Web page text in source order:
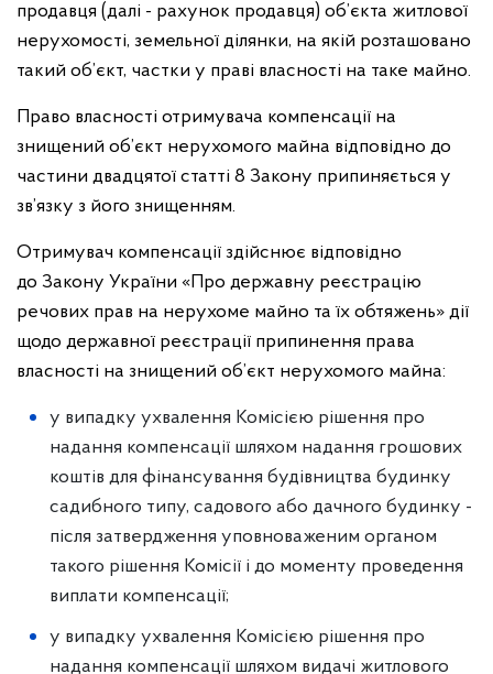
продавця (далі - рахунок продавця) об’єкта житлової
нерухомості, земельної ділянки, на якій розташовано
такий об’єкт, частки у праві власності на таке майно.
Право власності отримувача компенсації на
знищений об’єкт нерухомого майна відповідно до
частини двадцятої статті 8 Закону припиняється у
зв’язку з його знищенням.
Отримувач компенсації здійснює відповідно
до Закону України «Про державну реєстрацію
речових прав на нерухоме майно та їх обтяжень» дії
щодо державної реєстрації припинення права
власності на знищений об’єкт нерухомого майна:
у випадку ухвалення Комісією рішення про
надання компенсації шляхом надання грошових
коштів для фінансування будівництва будинку
садибного типу, садового або дачного будинку -
після затвердження уповноваженим органом
такого рішення Комісії і до моменту проведення
виплати компенсації;
у випадку ухвалення Комісією рішення про
надання компенсації шляхом видачі житлового